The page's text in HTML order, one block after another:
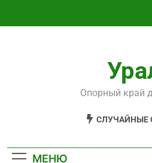
Опорный край
СЛУЧАЙНЫЕ
МЕНЮ